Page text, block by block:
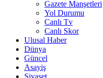
Gazete Manşetleri
Yol Durumu
Canlı Tv
Canlı Skor
Ulusal Haber
Dünya
Güncel
Asayiş
Siyaset